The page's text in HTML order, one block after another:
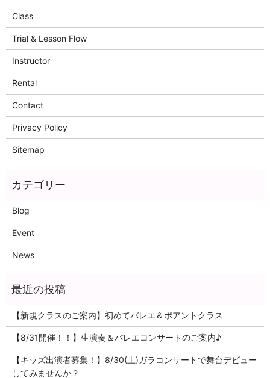
Class
Trial & Lesson Flow
Instructor
Rental
Contact
Privacy Policy
Sitemap
Blog
Event
News
【新規クラスのご案内】初めてバレエ＆ポアントクラス
【8/31開催！！】生演奏＆バレエコンサートのご案内♪
【キッズ出演者募集！】8/30(土)ガラコンサートで舞台デビュー
してみませんか？